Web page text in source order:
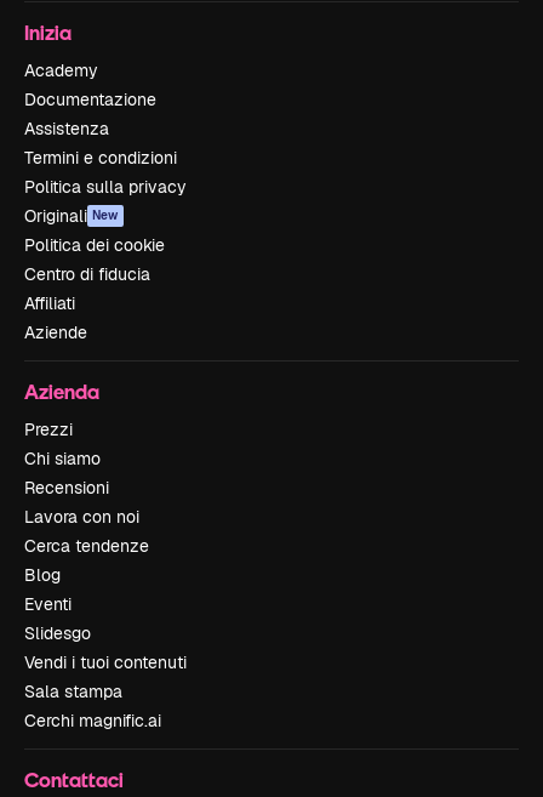
Inizia
Academy
Documentazione
Assistenza
Termini e condizioni
Politica sulla privacy
Originali New
Politica dei cookie
Centro di fiducia
Affiliati
Aziende
Azienda
Prezzi
Chi siamo
Recensioni
Lavora con noi
Cerca tendenze
Blog
Eventi
Slidesgo
Vendi i tuoi contenuti
Sala stampa
Cerchi magnific.ai
Contattaci